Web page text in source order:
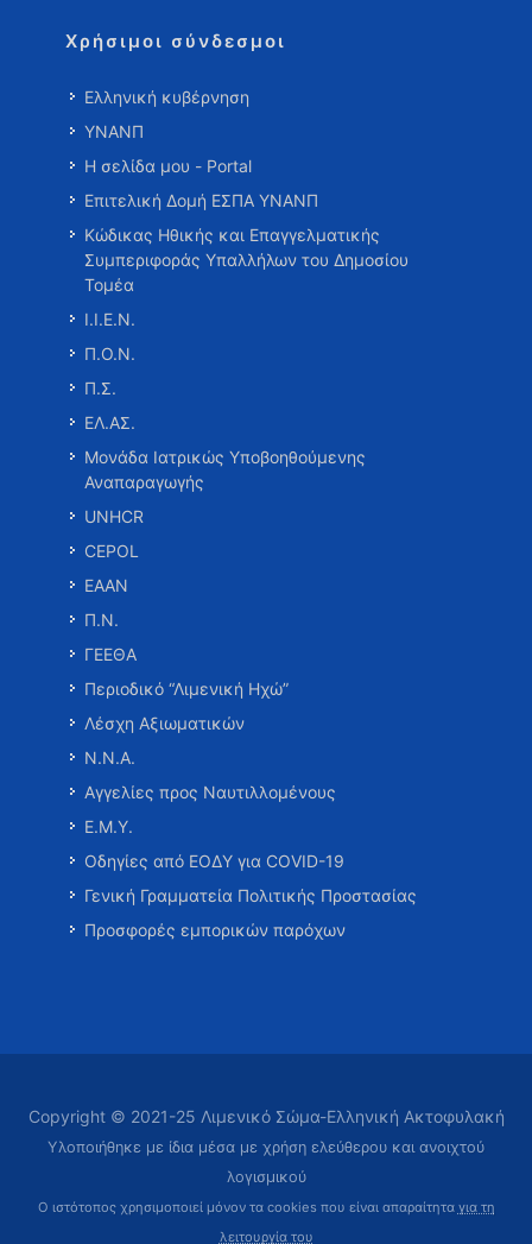
Χρήσιμοι σύνδεσμοι
Ελληνική κυβέρνηση
ΥΝΑΝΠ
Η σελίδα μου - Portal
Επιτελική Δομή ΕΣΠΑ ΥΝΑΝΠ
Κώδικας Ηθικής και Επαγγελματικής
Συμπεριφοράς Υπαλλήλων του Δημοσίου
Τομέα
Ι.Ι.Ε.Ν.
Π.Ο.Ν.
Π.Σ.
ΕΛ.ΑΣ.
Μονάδα Ιατρικώς Υποβοηθούμενης
Αναπαραγωγής
UNHCR
CEPOL
ΕΑΑΝ
Π.Ν.
ΓΕΕΘΑ
Περιοδικό “Λιμενική Ηχώ”
Λέσχη Αξιωματικών
Ν.Ν.Α.
Αγγελίες προς Ναυτιλλομένους
Ε.Μ.Υ.
Οδηγίες από ΕΟΔΥ για COVID-19
Γενική Γραμματεία Πολιτικής Προστασίας
Προσφορές εμπορικών παρόχων
Copyright © 2021-25 Λιμενικό Σώμα-Ελληνική Ακτοφυλακή
Υλοποιήθηκε με ίδια μέσα με χρήση ελεύθερου και ανοιχτού
λογισμικού
Ο ιστότοπος χρησιμοποιεί μόνον τα cookies που είναι απαραίτητα για τη
λειτουργία του